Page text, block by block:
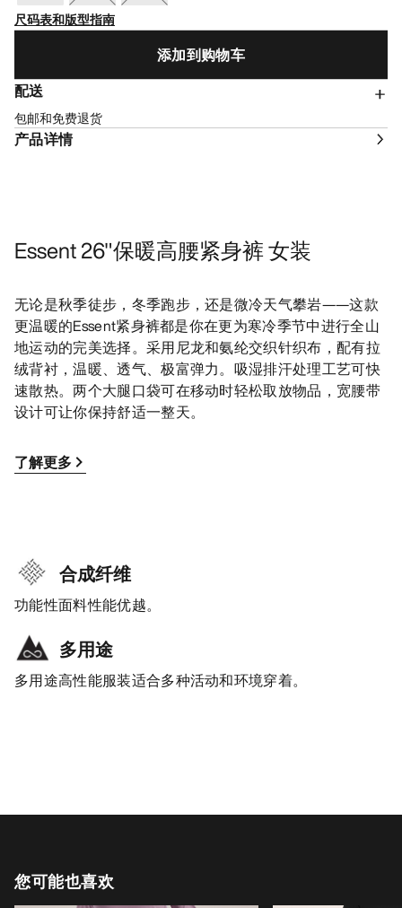
尺码表和版型指南
添加到购物车
配送
包邮和免费退货
产品详情
Essent 26"保暖高腰紧身裤 女装
无论是秋季徒步，冬季跑步，还是微冷天气攀岩——这款
更温暖的Essent紧身裤都是你在更为寒冷季节中进行全山
地运动的完美选择。采用尼龙和氨纶交织针织布，配有拉
绒背衬，温暖、透气、极富弹力。吸湿排汗处理工艺可快
速散热。两个大腿口袋可在移动时轻松取放物品，宽腰带
设计可让你保持舒适一整天。
了解更多
合成纤维
功能性面料性能优越。
多用途
多用途高性能服装适合多种活动和环境穿着。
您可能也喜欢